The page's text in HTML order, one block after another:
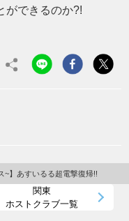
ができるのか?!
~】あすいるる超電撃復帰!!
関東
ホストクラブ一覧